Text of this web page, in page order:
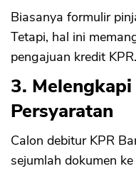
Biasanya formulir
Tetapi, hal ini
pengajuan kredit KPR.
3.
Persyaratan
Calon debitur KPR
sejumlah dokumen